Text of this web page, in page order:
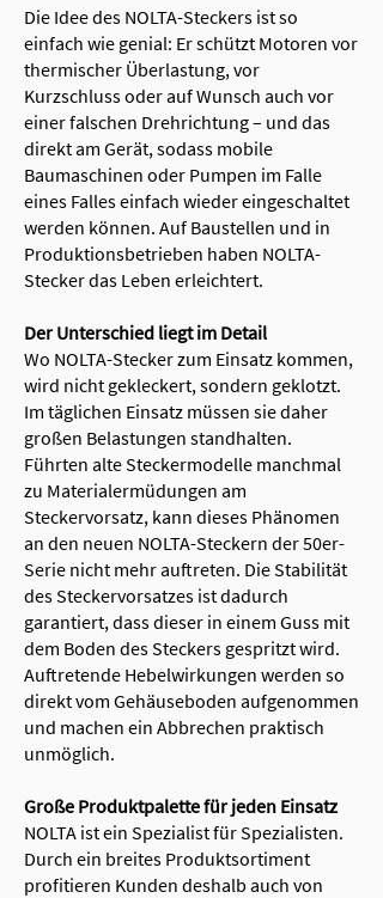
Die Idee des NOLTA-Steckers ist so
einfach wie genial: Er schützt Motoren vor
thermischer Überlastung, vor
Kurzschluss oder auf Wunsch auch vor
einer falschen Drehrichtung – und das
direkt am Gerät, sodass mobile
Baumaschinen oder Pumpen im Falle
eines Falles einfach wieder eingeschaltet
werden können. Auf Baustellen und in
Produktionsbetrieben haben NOLTA-
Stecker das Leben erleichtert.
Der Unterschied liegt im Detail
Wo NOLTA-Stecker zum Einsatz kommen,
wird nicht gekleckert, sondern geklotzt.
Im täglichen Einsatz müssen sie daher
großen Belastungen standhalten.
Führten alte Steckermodelle manchmal
zu Materialermüdungen am
Steckervorsatz, kann dieses Phänomen
an den neuen NOLTA-Steckern der 50er-
Serie nicht mehr auftreten. Die Stabilität
des Steckervorsatzes ist dadurch
garantiert, dass dieser in einem Guss mit
dem Boden des Steckers gespritzt wird.
Auftretende Hebelwirkungen werden so
direkt vom Gehäuseboden aufgenommen
und machen ein Abbrechen praktisch
unmöglich.
Große Produktpalette für jeden Einsatz
NOLTA ist ein Spezialist für Spezialisten.
Durch ein breites Produktsortiment
profitieren Kunden deshalb auch von